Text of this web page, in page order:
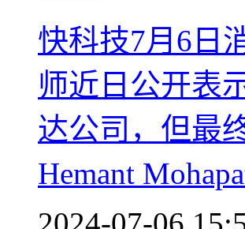
快科技7月6日
师近日公开表
达公司，但最
Hemant